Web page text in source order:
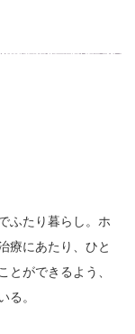
ふたり暮らし。ホ
療にあたり、ひと
とができるよう、
る。